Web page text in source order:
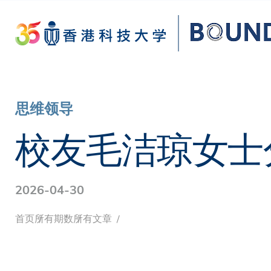
main
content
思维领导
校友毛洁琼女
2026-04-30
面
首页所有期数所有文章